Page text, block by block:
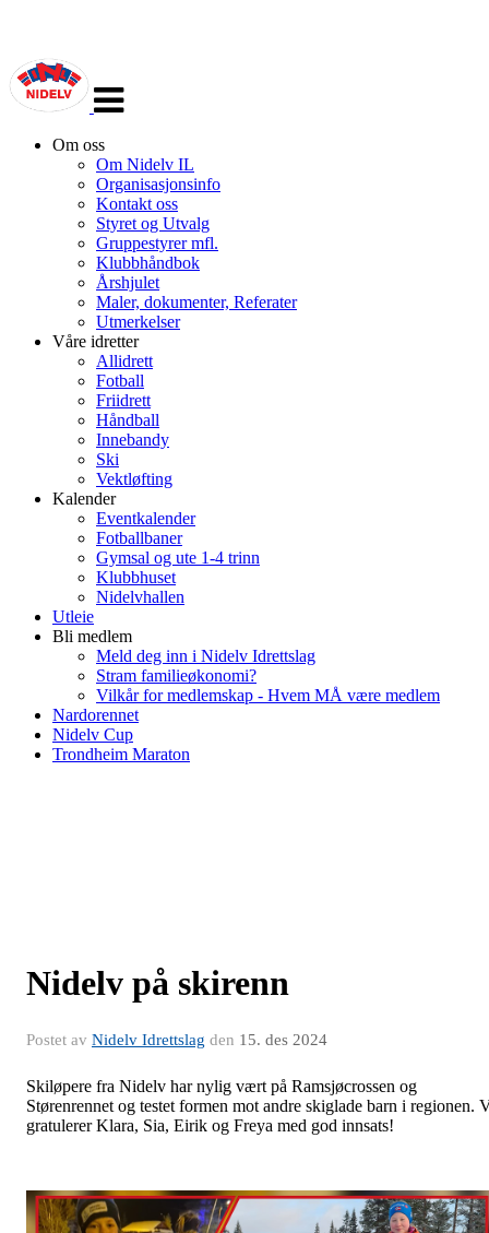
navigasjon
Om oss
Om Nidelv IL
Organisasjonsinfo
Kontakt oss
Styret og Utvalg
Gruppestyrer mfl.
Klubbhåndbok
Årshjulet
Maler, dokumenter, Referater
Utmerkelser
Våre idretter
Allidrett
Fotball
Friidrett
Håndball
Innebandy
Ski
Vektløfting
Kalender
Eventkalender
Fotballbaner
Gymsal og ute 1-4 trinn
Klubbhuset
Nidelvhallen
Utleie
Bli medlem
Meld deg inn i Nidelv Idrettslag
Stram familieøkonomi?
Vilkår for medlemskap - Hvem MÅ være medlem
Nardorennet
Nidelv Cup
Trondheim Maraton
Nidelv på skirenn
Postet av Nidelv Idrettslag den 15. des 2024
Skiløpere fra Nidelv har nylig vært på Ramsjøcrossen og
Størenrennet og testet formen mot andre skiglade barn i regionen.
gratulerer Klara, Sia, Eirik og Freya med god innsats!